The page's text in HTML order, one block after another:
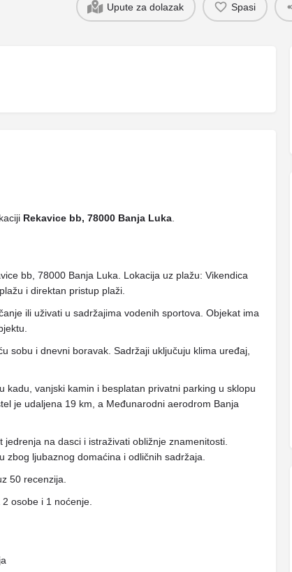
Upute za dolazak Spasi
Rekavice bb, 78000 Banja Luka
bb, 78000 Banja Luka. Lokacija uz plažu: Vikendica
i direktan pristup plaži.
ili uživati ​​u sadržajima vodenih sportova. Objekat ima
sobu i dnevni boravak. Sadržaji uključuju klima uređaj,
kadu, vanjski kamin i besplatan privatni parking u sklopu
je udaljena 19 km, a Međunarodni aerodrom Banja
na dasci i istraživati ​​obližnje znamenitosti.
zbog ljubaznog domaćina i odličnih sadržaja.
50 recenzija.
osobe i 1 noćenje.